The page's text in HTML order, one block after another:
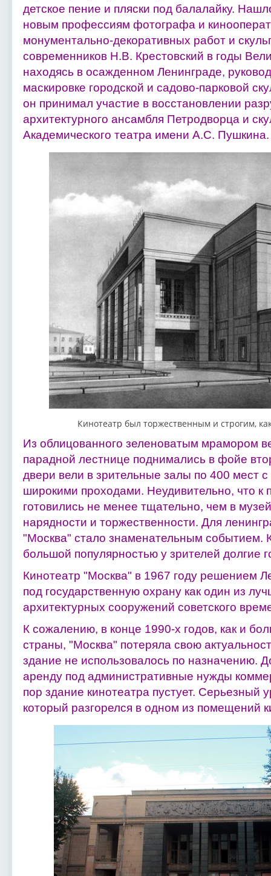
детское пение и пляски под балалайку.
новым профессиям фотографа и
монументально­-декоративных работ и
современников Н.В. Крестовский в годы
находясь в осажденном Ле­нинграде,
маски­ровке городской и садово-парковой
он принимал участие в восстановлении
архитектурного ансамбля Петродворца и
Академического театра имени А.С. Пушкина.
Кинотеатр был торжественным и строгим,
Из облицованного зеленоватым мрамором
парадной лестнице поднимались в фойе
двери вели в зрительные залы по 400 мест
широкими проходами. Неудивительно, что к
готовились не менее тщательно, чем в
нарядности и торжественности. Для
"Москва" стало знаменательным событием.
большой популярностью у зрителей долгие
Кинотеатр "Москва" в 1967 году решением
под государственную охрану как один из
архитектурных сооружений советского
К сожалению, в конце 1990-х годов, как и
страны, "Москва" потеряла свою
здание не использовалось по назначению.
аренду под административные нужды
пор здание кинотеатра пустует. Серьезный
который разгорелся в одном из помещений